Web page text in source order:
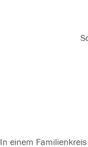
In einem